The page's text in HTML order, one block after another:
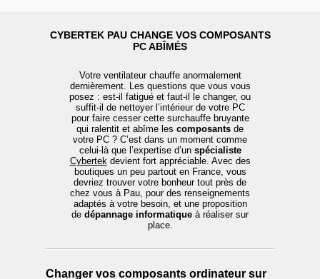
CYBERTEK PAU CHANGE VOS COMPOSANTS
PC ABÎMÉS
Votre ventilateur chauffe anormalement
dernièrement. Les questions que vous vous
posez : est-il fatigué et faut-il le changer, ou
suffit-il de nettoyer l’intérieur de votre PC
pour faire cesser cette surchauffe bruyante
qui ralentit et abîme les composants de
votre PC ? C’est dans un moment comme
celui-là que l’expertise d’un spécialiste
Cybertekdevient fort appréciable. Avec des
boutiques un peu partout en France, vous
devriez trouver votre bonheur tout près de
chez vous à Pau, pour des renseignements
adaptés à votre besoin, et une proposition
de dépannage informatique à réaliser sur
place.
Changer vos composants ordinateur sur